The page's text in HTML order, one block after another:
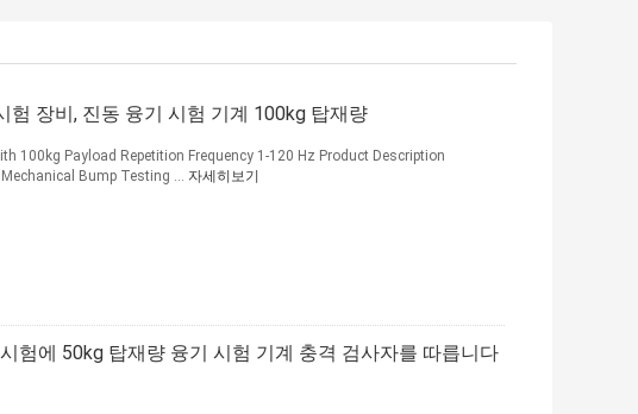
험 장비, 진동 융기 시험 기계 100kg 탑재량
100kg Payload Repetition Frequency 1-120 Hz Product Description
Bump Testing ... 자세히보기
험에 50kg 탑재량 융기 시험 기계 충격 검사자를 따릅니다